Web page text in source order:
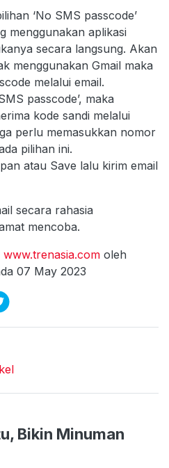
‘No SMS passcode’
menggunakan aplikasi
secara langsung. Akan
menggunakan Gmail maka
melalui email.
passcode’, maka
kode sandi melalui
perlu memasukkan nomor
pilihan ini.
atau Save lalu kirim email
secara rahasia
mencoba.
www.trenasia.com oleh
07 May 2023
Bikin Minuman